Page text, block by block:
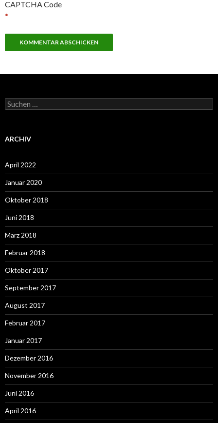
CAPTCHA Code
*
Suchen
nach:
ARCHIV
April 2022
Januar 2020
Oktober 2018
Juni 2018
März 2018
Februar 2018
Oktober 2017
September 2017
August 2017
Februar 2017
Januar 2017
Dezember 2016
November 2016
Juni 2016
April 2016